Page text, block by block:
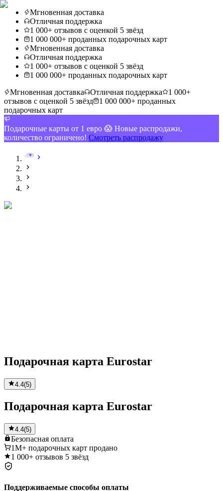
Мгновенная доставка
Отличная поддержка
1 000+ отзывов с оценкой 5 звёзд
1 000 000+ проданных подарочных карт
Мгновенная доставка
Отличная поддержка
1 000+ отзывов с оценкой 5 звёзд
1 000 000+ проданных подарочных карт
Мгновенная доставка
Отличная поддержка
1 000+
отзывов с оценкой 5 звёзд
1 000 000+ проданных
подарочных карт
Подарочные карты от 1 евро 😱 Новые распродажи,
количество ограничено! Смотреть распродажу
Подарочная карта Eurostar
4.4(5)
Подарочная карта Eurostar
4.4(5)
Безопасная оплата
1M+ подарочных карт продано
1 000+ отзывов 5 звёзд
Поддерживаемые способы оплаты